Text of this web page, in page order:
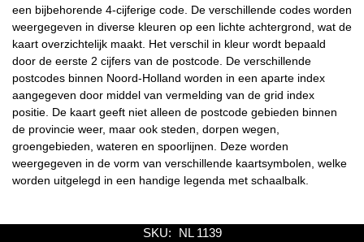
een bijbehorende 4-cijferige code. De verschillende codes worden
weergegeven in diverse kleuren op een lichte achtergrond, wat de
kaart overzichtelijk maakt. Het verschil in kleur wordt bepaald
door de eerste 2 cijfers van de postcode. De verschillende
postcodes binnen Noord-Holland worden in een aparte index
aangegeven door middel van vermelding van de grid index
positie. De kaart geeft niet alleen de postcode gebieden binnen
de provincie weer, maar ook steden, dorpen wegen,
groengebieden, wateren en spoorlijnen. Deze worden
weergegeven in de vorm van verschillende kaartsymbolen, welke
worden uitgelegd in een handige legenda met schaalbalk.
SKU: NL 1139